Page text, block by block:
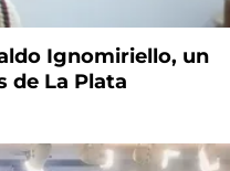
Ignomiriello, un
de La Plata